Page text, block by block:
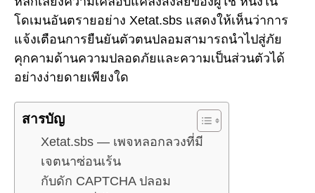
โดเมนอันตรายอย่าง Xetat.sbs แสดงให้เห็นว่าการ
แจ้งเตือนการยืนยันตัวตนปลอมสามารถนำไปสู่ภัย
คุกคามด้านความปลอดภัยและความเป็นส่วนตัวได้
อย่างง่ายดายเพียงใด
สารบัญ
Xetat.sbs — เพจหลอกลวงที่มี
เจตนาซ่อนเร้น
กับดัก CAPTCHA ปลอม